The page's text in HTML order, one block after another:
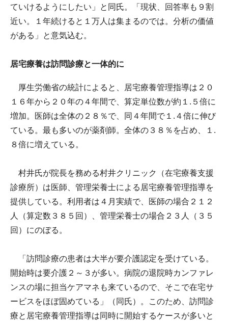
ていけるようにしたい」と同氏。「現状、回答率も９割
近い。１年続けると１万人は集まるのでは。分析の価値
がある」と意気込む。
居宅療養は訪問診療と一体的に
厚生労働省の統計によると、居宅療養管理指導は２０
１６年から２０年の４年間で、算定単位数が約１.５倍に
増加。医師は全体の２８％で、同４年間で１.４倍に伸び
ている。最も多いのが薬剤師。全体の３８％を占め、１.
８倍に増えている。
村井氏が院長を務める村井クリニック（在宅療養支援
診療所）は医師、管理栄養士による居宅療養管理指導を
提供している。利用者は４月実績で、医師の場合２１２
人（算定数３８５回）、管理栄養士の場合２３人（３５
回）にのぼる。
「訪問診療の患者は大半が要介護認定を受けている。
開始時は要介護２～３が多い。病院の退院時カンファレ
ンスの場に担当ケアマネも来ているので、そこで在宅サ
ービスをほぼ固めている」（同氏）。このため、訪問診
療と居宅療養管理指導は同時に開始するケースが多いと